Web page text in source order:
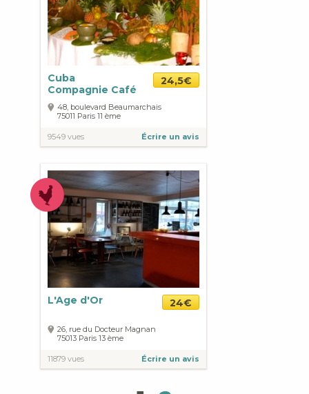
Cuba
Compagnie Café
24,5€
48, boulevard Beaumarchais
75011 Paris 11 ème
9549 vues Écrire un avis
L'Age d'Or 24€
26, rue du Docteur Magnan
75013 Paris 13 ème
11879 vues Écrire un avis